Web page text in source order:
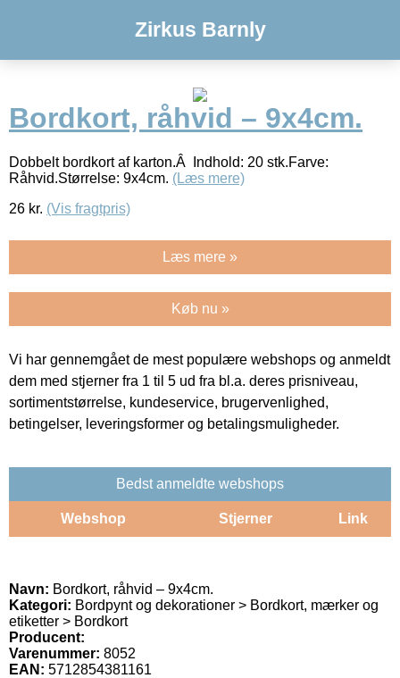
Zirkus Barnly
Bordkort, råhvid – 9x4cm.
Dobbelt bordkort af karton.Â Indhold: 20 stk.Farve:
Råhvid.Størrelse: 9x4cm. (Læs mere)
26 kr. (Vis fragtpris)
Læs mere »
Køb nu »
Vi har gennemgået de mest populære webshops og anmeldt
dem med stjerner fra 1 til 5 ud fra bl.a. deres prisniveau,
sortimentstørrelse, kundeservice, brugervenlighed,
betingelser, leveringsformer og betalingsmuligheder.
Bedst anmeldte webshops
Webshop Stjerner Link
Navn: Bordkort, råhvid – 9x4cm.
Kategori: Bordpynt og dekorationer > Bordkort, mærker og
etiketter > Bordkort
Producent:
Varenummer: 8052
EAN: 5712854381161